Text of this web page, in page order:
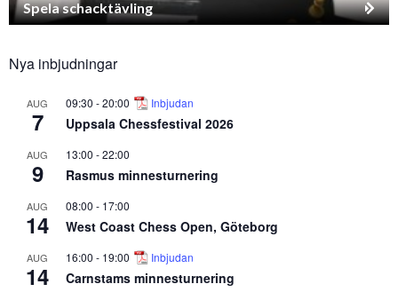
Spela schacktävling
Nya inbjudningar
AUG
7
09:30 -20:00 Inbjudan
Uppsala Chessfestival 2026
AUG
9
13:00 -22:00
Rasmus minnesturnering
AUG
14
08:00 - 17:00
West Coast Chess Open, Göteborg
AUG
14
16:00 - 19:00 Inbjudan
Carnstams minnesturnering